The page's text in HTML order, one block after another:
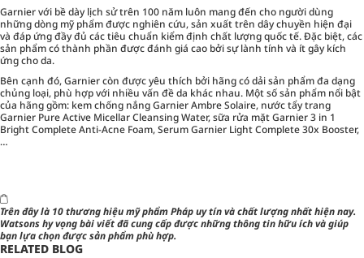
Garnier với bề dày lịch sử trên 100 năm luôn mang đến cho người dùng
những dòng mỹ phẩm được nghiên cứu, sản xuất trên dây chuyền hiện đại
và đáp ứng đầy đủ các tiêu chuẩn kiểm định chất lượng quốc tế. Đặc biệt, các
sản phẩm có thành phần được đánh giá cao bởi sự lành tính và ít gây kích
ứng cho da.
Bên cạnh đó, Garnier còn được yêu thích bởi hãng có dải sản phẩm đa dạng
chủng loại, phù hợp với nhiều vấn đề da khác nhau. Một số sản phẩm nổi bật
của hãng gồm: kem chống nắng Garnier Ambre Solaire, nước tẩy trang
Garnier Pure Active Micellar Cleansing Water, sữa rửa mặt Garnier 3 in 1
Bright Complete Anti-Acne Foam, Serum Garnier Light Complete 30x Booster,
…
Trên đây là 10 thương hiệu mỹ phẩm Pháp uy tín và chất lượng nhất hiện nay.
Watsons hy vọng bài viết đã cung cấp được những thông tin hữu ích và giúp
bạn lựa chọn được sản phẩm phù hợp.
RELATED BLOG